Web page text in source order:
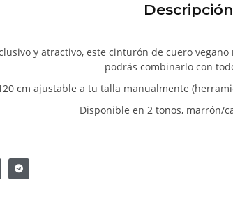
Descripción
y atractivo, este cinturón de cuero
podrás combinarlo con
cm ajustable a tu talla manualmente
Disponible en 2 tonos, marrón/